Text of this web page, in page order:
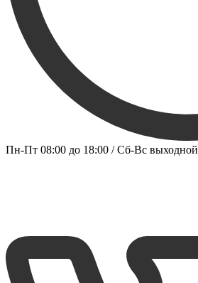
Пн-Пт 08:00 до 18:00 / Сб-Вс выходной